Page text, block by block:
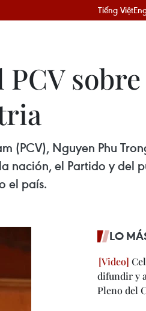
Tiếng Việt
(PCV), Nguyen Phu
nación, el Partido y del
el país.
LO
difundir y
Pleno del